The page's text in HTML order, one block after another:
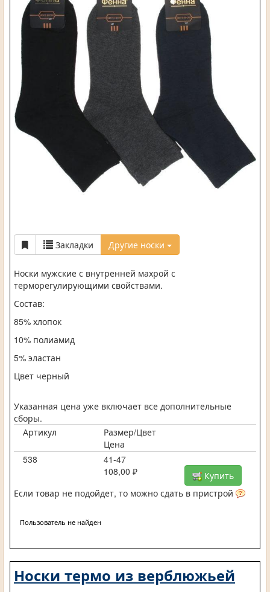
Закладки Другие носки
Носки мужские с внутренней махрой с
терморегулирующими свойствами.
Состав:
85% хлопок
10% полиамид
5% эластан
Цвет черный
Указанная цена уже включает все дополнительные
сборы.
Артикул
Размер/Цвет
Цена
538
41-47
108,00 ₽
Купить
Если товар не подойдет, то можно сдать в пристрой
Пользователь не найден
Носки термо из верблюжьей